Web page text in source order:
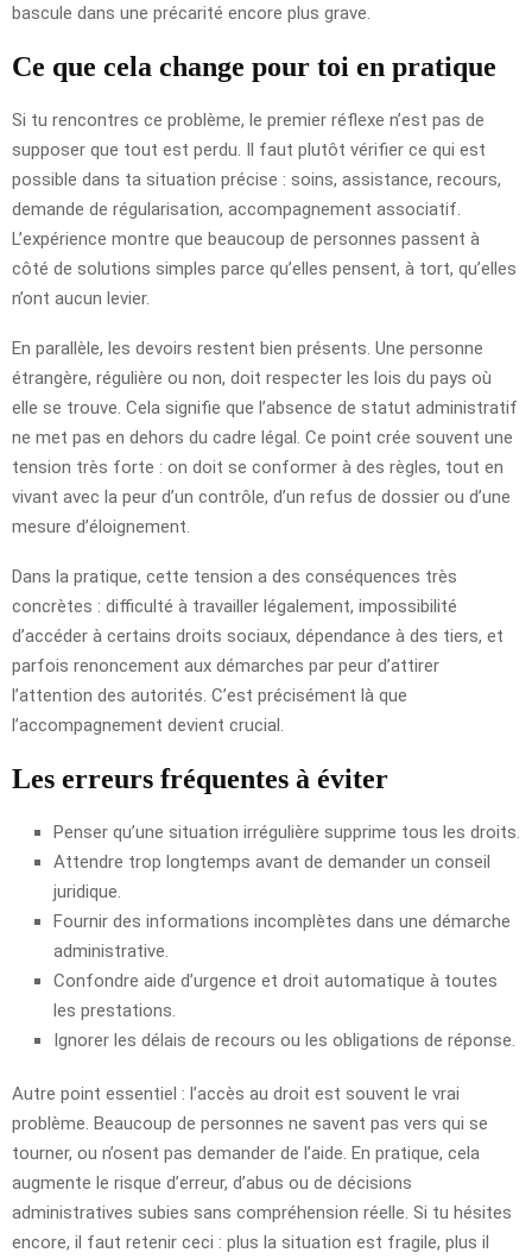
bascule dans une précarité encore plus grave.
Ce que cela change pour toi en pratique
Si tu rencontres ce problème, le premier réflexe n’est pas de
supposer que tout est perdu. Il faut plutôt vérifier ce qui est
possible dans ta situation précise : soins, assistance, recours,
demande de régularisation, accompagnement associatif.
L’expérience montre que beaucoup de personnes passent à
côté de solutions simples parce qu’elles pensent, à tort, qu’elles
n’ont aucun levier.
En parallèle, les devoirs restent bien présents. Une personne
étrangère, régulière ou non, doit respecter les lois du pays où
elle se trouve. Cela signifie que l’absence de statut administratif
ne met pas en dehors du cadre légal. Ce point crée souvent une
tension très forte : on doit se conformer à des règles, tout en
vivant avec la peur d’un contrôle, d’un refus de dossier ou d’une
mesure d’éloignement.
Dans la pratique, cette tension a des conséquences très
concrètes : difficulté à travailler légalement, impossibilité
d’accéder à certains droits sociaux, dépendance à des tiers, et
parfois renoncement aux démarches par peur d’attirer
l’attention des autorités. C’est précisément là que
l’accompagnement devient crucial.
Les erreurs fréquentes à éviter
Penser qu’une situation irrégulière supprime tous les droits.
Attendre trop longtemps avant de demander un conseil
juridique.
Fournir des informations incomplètes dans une démarche
administrative.
Confondre aide d’urgence et droit automatique à toutes
les prestations.
Ignorer les délais de recours ou les obligations de réponse.
Autre point essentiel : l’accès au droit est souvent le vrai
problème. Beaucoup de personnes ne savent pas vers qui se
tourner, ou n’osent pas demander de l’aide. En pratique, cela
augmente le risque d’erreur, d’abus ou de décisions
administratives subies sans compréhension réelle. Si tu hésites
encore, il faut retenir ceci : plus la situation est fragile, plus il